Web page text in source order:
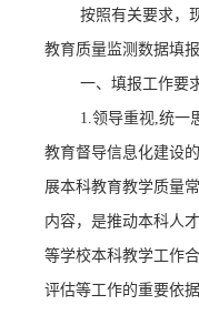
按照有关要求，
教育质量监测数据填
一、填报工作要
1.领导重视,统一
教育督导信息化建设
展本科教育教学质量
内容，是推动本科人
等学校本科教学工作
评估等工作的重要依